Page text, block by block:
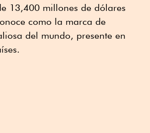
13,400 millones de dólares
como la marca de
del mundo, presente en